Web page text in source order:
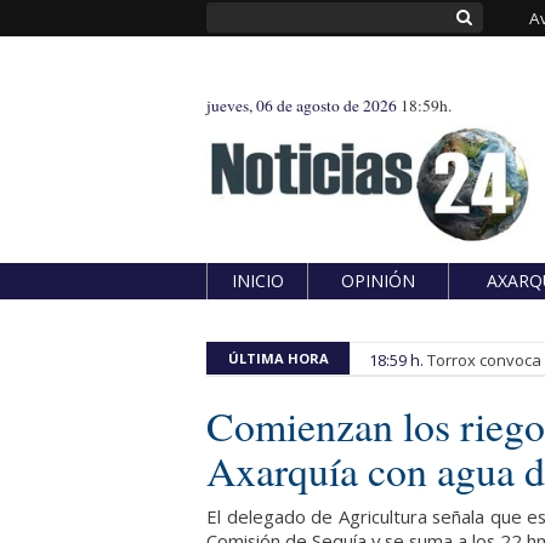
jueves, 06 de agosto de 2026 18:59h.
INICIO OPINIÓN
ÚLTIMA HORA 18:59 h. Torrox
Comienzan los
Axarquía con agua
El delegado de Agricultura señala que